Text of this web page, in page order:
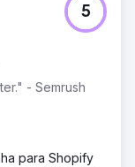
- Semrush
5
para Shopify